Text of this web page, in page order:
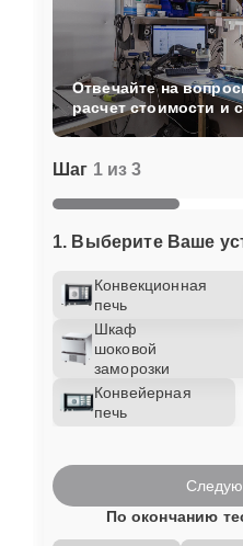
Шаг 1 из 3
1. Выберите Ваше
Конвекционная
печь
Шкаф
шоковой
заморозки
Конвейерная
печь
Отвечайте на
расчет стоимости и
По окончанию